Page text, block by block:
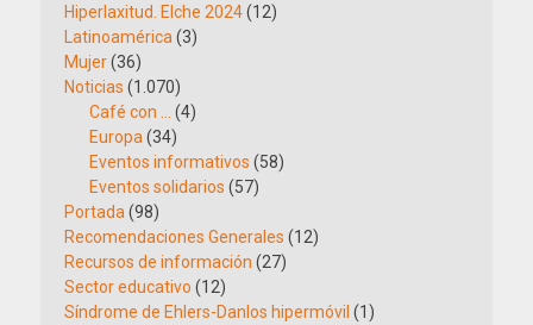
Hiperlaxitud. Elche 2024(12)
Latinoamérica (3)
Mujer(36)
Noticias (1.070)
Café con …
(4)
Europa (34)
Eventos informativos (58)
Eventos solidarios (57)
Portada (98)
Recomendaciones Generales (12)
Recursos de información (27)
Sector educativo (12)
Síndrome de Ehlers-Danlos hipermóvil (1)